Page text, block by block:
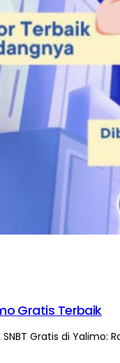
Gratis Terbaik
Gratis di Yalimo: